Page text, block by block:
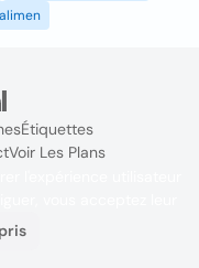
Étiquettes
Voir Les Plans
vous acceptez leur